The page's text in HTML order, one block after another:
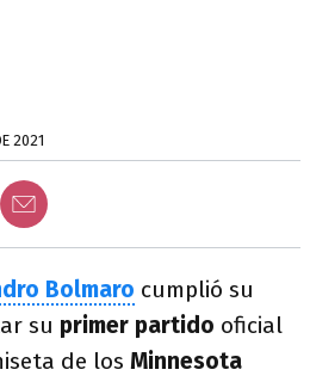
2021
Bolmaro cumplió su
su primer partido oficial
de los Minnesota